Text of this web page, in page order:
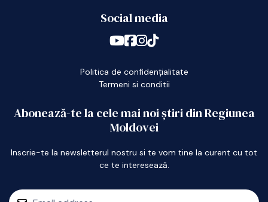
Social media
Politica de confidențialitate
Termeni si conditii
Abonează-te la cele mai noi știri din Regiunea
Moldovei
Inscrie-te la newsletterul nostru si te vom tine la curent cu tot
ce te interesează.